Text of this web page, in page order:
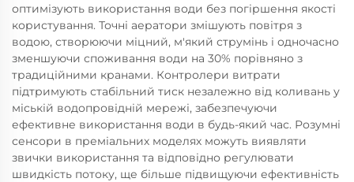
оптимізують використання води без погіршення якості
користування. Точні аератори змішують повітря з
водою, створюючи міцний, м'який струмінь і одночасно
зменшуючи споживання води на 30% порівняно з
традиційними кранами. Контролери витрати
підтримують стабільний тиск незалежно від коливань у
міській водопровідній мережі, забезпечуючи
ефективне використання води в будь-який час. Розумні
сенсори в преміальних моделях можуть виявляти
звички використання та відповідно регулювати
швидкість потоку, ще більше підвищуючи ефективність